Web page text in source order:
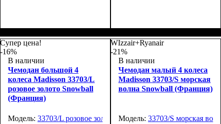
55х36х20
66х44х27
Супер цена!
-16%
В наличии
Чемодан большой 4
колеса Madisson 33703/L
розовое золото Snowball
(Франция)
Модель: 33703/L розовое золото
WIzzair+Ryanair
-21%
В наличии
Чемодан малый 4 колеса
Madisson 33703/S морская
волна Snowball (Франция)
Модель: 33703/S морская